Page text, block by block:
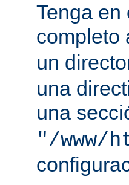
Tenga en
completo
un
una
una
"/www/